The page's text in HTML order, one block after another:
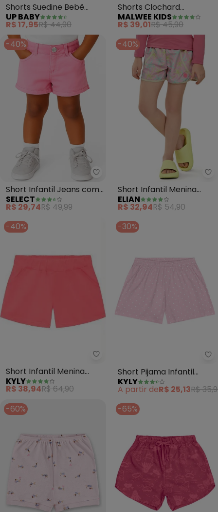
Shorts Suedine Bebê
Menina (Rosa)
UP BABY
R$ 17,95R$ 44,90
Shorts Clochard
Corações (Rosa)
MALWEE KIDS
R$ 39,01R$ 45,90
-40%
Select - Short Infantil Jeans
Short Infantil Jeans com
Bolsos (Rosa)
SELECT
R$ 29,74R$ 49,99
-40%
Short Infantil Menina
Estampado Tactel
(Rosa)
ELIAN
R$ 32,94R$ 54,90
-40%
Kyly - Short Infantil Menina
Short Infantil Menina
(Pink)
KYLY
R$ 38,94R$ 64,90
-30%
Short Pijama Infantil
Menina Bolinhas (Rosa)
KYLY
A partir deR$ 25,13R$
-60%
-65%